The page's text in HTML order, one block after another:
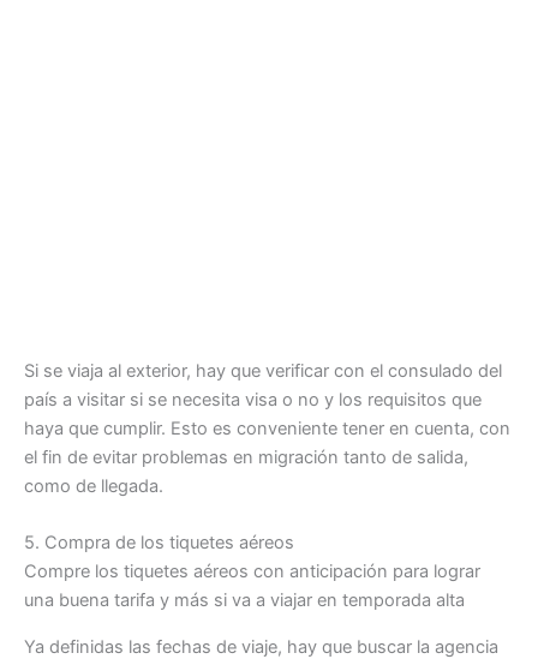
Si se viaja al exterior, hay que verificar con el consulado del
país a visitar si se necesita visa o no y los requisitos que
haya que cumplir. Esto es conveniente tener en cuenta, con
el fin de evitar problemas en migración tanto de salida,
como de llegada.
5. Compra de los tiquetes aéreos
Compre los tiquetes aéreos con anticipación para lograr
una buena tarifa y más si va a viajar en temporada alta
Ya definidas las fechas de viaje, hay que buscar la agencia